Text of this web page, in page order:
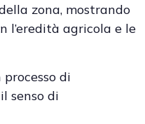
zona, mostrando
l’eredità agricola e le
di
senso di